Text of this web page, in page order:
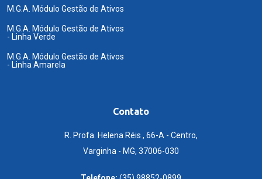
M.G.A. Módulo Gestão de Ativos
M.G.A. Módulo Gestão de Ativos
- Linha Verde
M.G.A. Módulo Gestão de Ativos
- Linha Amarela
Contato
R. Profa. Helena Réis , 66-A - Centro,
Varginha - MG, 37006-030